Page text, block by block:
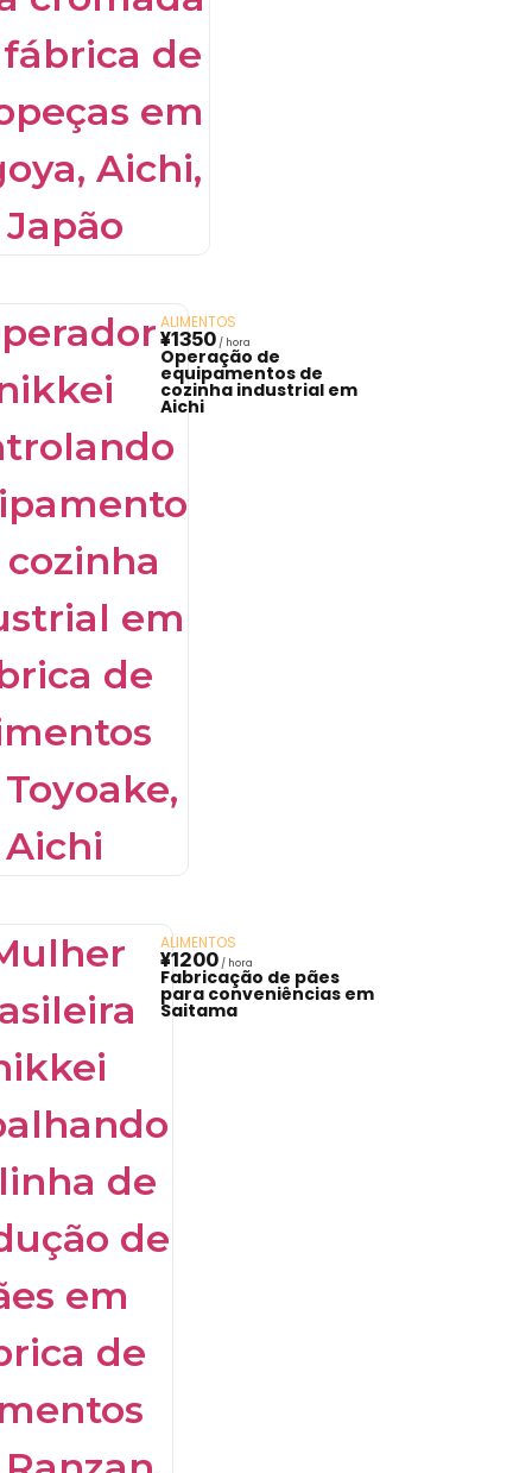
ALIMENTOS
¥1350
Operação de
equipamentos de
cozinha industrial em
Aichi
ALIMENTOS
¥1200
Fabricação de pães
para conveniências em
Saitama